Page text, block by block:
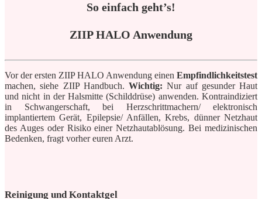
So einfach geht’s!
ZIIP HALO Anwendung
Vor der ersten ZIIP HALO Anwendung einen Empfindlichkeitstest
machen, siehe ZIIP Handbuch. Wichtig: Nur auf gesunder Haut
und nicht in der Halsmitte (Schilddrüse) anwenden. Kontraindiziert
in Schwangerschaft, bei Herzschrittmachern/ elektronisch
implantiertem Gerät, Epilepsie/ Anfällen, Krebs, dünner Netzhaut
des Auges oder Risiko einer Netzhautablösung. Bei medizinischen
Bedenken, fragt vorher euren Arzt.
Reinigung und Kontaktgel